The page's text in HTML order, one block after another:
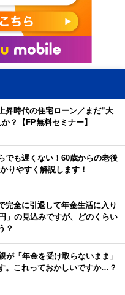
昇時代の住宅ローン／まだ”大
？【FP無料セミナー】
でも遅くない！60歳からの老後
りやすく解説します！
完全に引退して年金生活に入り
」の見込みですが、どのくらい
？
が「年金を受け取らないまま」
。これっておかしいですか…？